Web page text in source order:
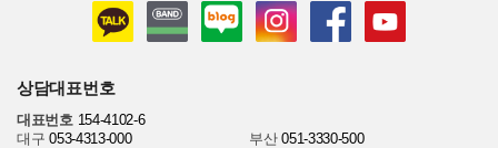
상담대표번호
대표번호 154-4102-6
대구 053-4313-000 부산 051-3330-500